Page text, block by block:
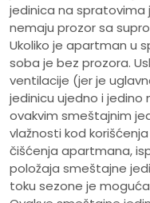
jedinica na spratovima
nemaju prozor sa
Ukoliko je apartman u
soba je bez prozora.
ventilacije (jer je
jedinicu ujedno i
ovakvim smeštajnim
vlažnosti kod
čišćenja apartmana,
položaja smeštajne
toku sezone je